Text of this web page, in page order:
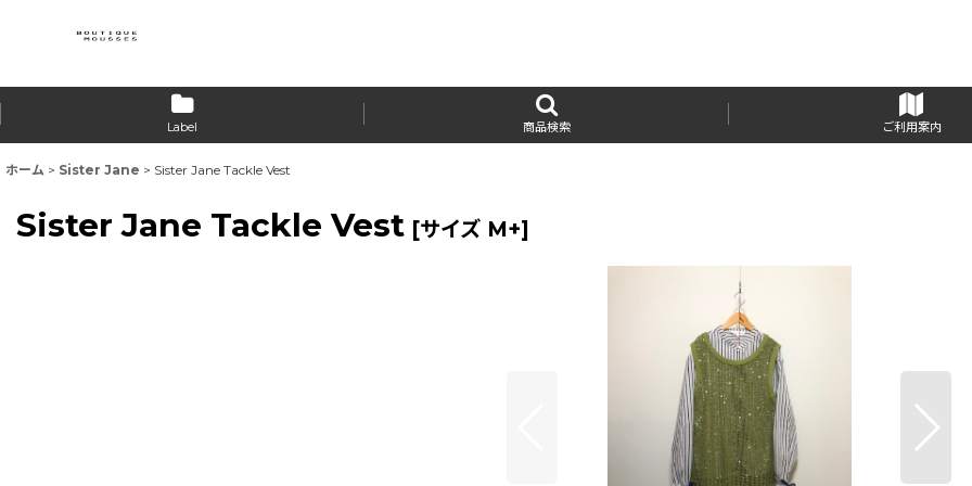
Label 商品検索 ご利用案内
ホーム > Sister Jane > Sister Jane Tackle Vest
Sister Jane Tackle Vest [サイズ M+]